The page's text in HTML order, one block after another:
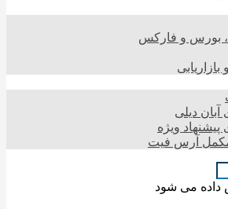
بورس و فارکس
آبان دیلی
پیشنهاد ویژه
آرس فیت
داده می شود